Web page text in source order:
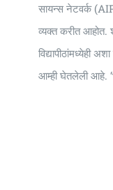
सायन्स नेटवर्क
व्यक्त करीत आहोत.
विद्यापीठांमध्येही
आम्ही घेतलेली आहे.